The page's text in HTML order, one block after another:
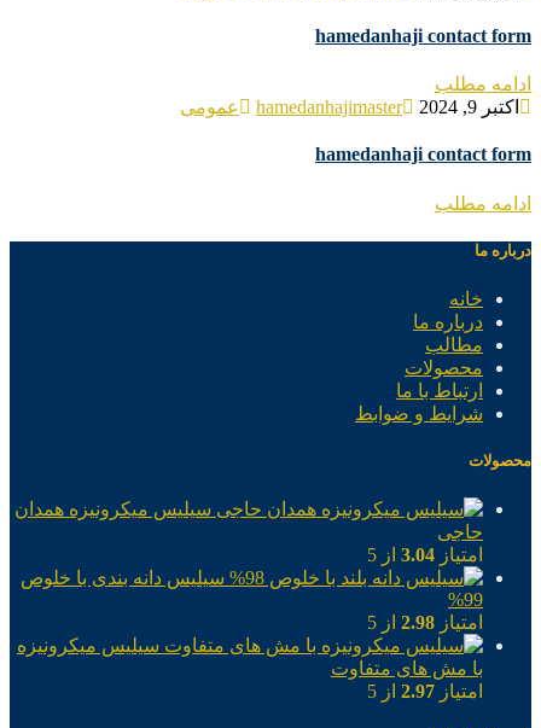
hamedanhaji contact form
ادامه مطلب
اکتبر 9, 2024
hamedanhajimaster عمومی
hamedanhaji contact form
ادامه مطلب
درباره ما
خانه
درباره ما
مطالب
محصولات
ارتباط با ما
شرایط و ضوابط
محصولات
سیلیس میکرونیزه همدان
حاجی
امتیاز 3.04 از 5
سیلیس دانه بندی با خلوص
99%
امتیاز 2.98 از 5
سیلیس میکرونیزه
با مش های متفاوت
امتیاز 2.97 از 5